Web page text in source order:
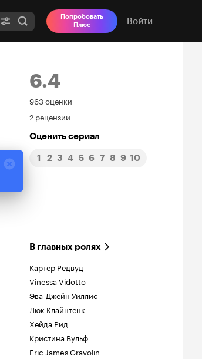
Попробовать
Плюс
Войти
6.4
Рейтинг
Кинопоиска
6.4
963 оценки
2 рецензии
Оценить сериал
1 2 3 4 5 6 7 8 9 10
В главных ролях
Картер Редвуд
Vinessa Vidotto
Эва-Джейн Уиллис
Люк Клайнтенк
Хейда Рид
Кристина Вульф
Eric James Gravolin